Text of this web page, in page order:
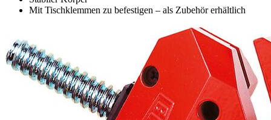
Mit Tischklemmen zu befestigen – als Zubehör erhältlich